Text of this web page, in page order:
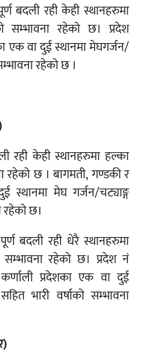
बदली रही केही स्थानहरुमा
सम्भावना रहेको छ। प्रदेश
एक वा दुई स्थानमा मेघगर्जन/
रहेको छ ।
रही केही स्थानहरुमा हल्का
रहेको छ । बागमती, गण्डकी र
स्थानमा मेघ गर्जन/चट्याङ्ग
रहेको छ।
बदली रही धेरै स्थानहरुमा
रहेको छ। प्रदेश नं
प्रदेशका एक वा दुई
भारी वर्षाको सम्भावना